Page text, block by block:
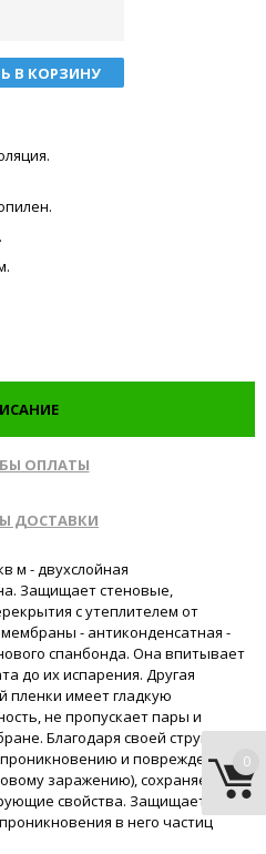
В КОРЗИНУ
ОПЛАТЫ
ДОСТАВКИ
м - двухслойная
Защищает стеновые,
с утеплителем от
- антиконденсатная -
спанбонда. Она впитывает
до их испарения. Другая
пленки имеет гладкую
не пропускает пары и
Благодаря своей структуре,
и повреждению
заражению), сохраняет
свойства. Защищает
в него частиц
0